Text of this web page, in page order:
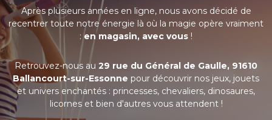
Après plusieurs années en ligne, nous avons décidé de
recentrer toute notre énergie là où la magie opère vraiment
:en magasin, avec vous !
Retrouvez-nous au 29 rue du Général de Gaulle, 91610
Ballancourt-sur-Essonne pour découvrir nos jeux, jouets
et univers enchantés : princesses, chevaliers, dinosaures,
licornes et bien d'autres vous attendent !